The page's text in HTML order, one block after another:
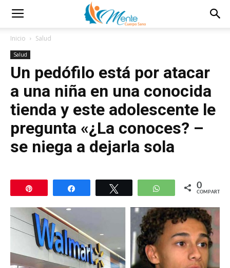
Inicio Salud
Salud
Un pedófilo está por atacar
a una niña en una conocida
tienda y este adolescente le
pregunta «¿La conoces? –
se niega a dejarla sola
Compartir WhatsApp
0
COMPARTIR